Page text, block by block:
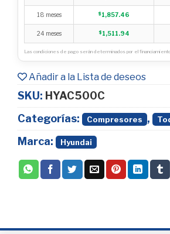
18 meses $1,857.46
24 meses $1,511.94
Las condiciones de pago serán determinados por el
Añadir a la Lista de deseos
SKU: HYAC500C
Categorías:
Compresores ,
Marca: Hyundai